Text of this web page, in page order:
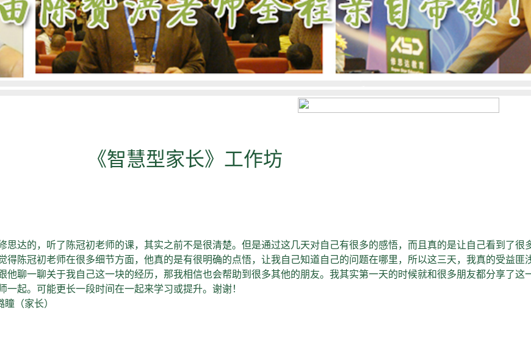
《智慧型家长》工作坊
达的，听了陈冠初老师的课，其实之前不是很清楚。但是通过这几天对自己有很多的感悟，而且真的是让自己看到了很
得陈冠初老师在很多细节方面，他真的是有很明确的点悟，让我自己知道自己的问题在哪里，所以这三天，我真的受益匪
他聊一聊关于我自己这一块的经历，那我相信也会帮助到很多其他的朋友。我其实第一天的时候就和很多朋友都分享了这
起。可能更长一段时间在一起来学习或提升。谢谢！
）